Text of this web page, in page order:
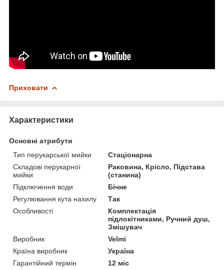
Приховати
Характеристики
Основні атрибути
Тип перукарської мийки
Стаціонарна
Складові перукарної
мийки
Раковина, Крісло, Підстава
(станина)
Підключення води
Бічне
Регулювання кута нахилу
Так
Особливості
Комплектація
підлокітниками, Ручний душ,
Змішувач
Виробник
Velmi
Країна виробник
Україна
Гарантійний термін
12 міс